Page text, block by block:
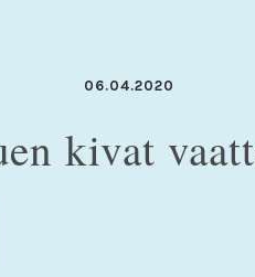
06.04.2020
kivat